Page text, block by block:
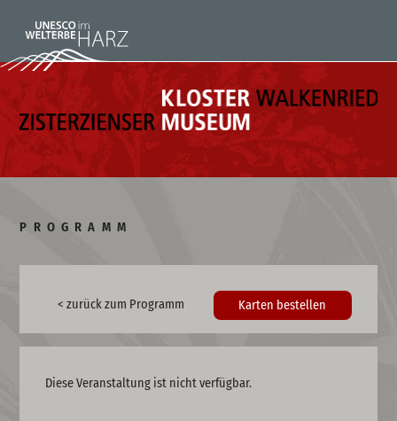
PROGRAMM
< zurück zum Programm Karten bestellen
Diese Veranstaltung ist nicht verfügbar.